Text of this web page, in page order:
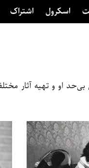
اسکرول اشتراک
او و تهیه آثار